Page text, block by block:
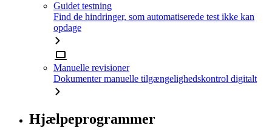
Guidet testning
Find de hindringer, som automatiserede test ikke kan
opdage
Manuelle revisioner
Dokumenter manuelle tilgængelighedskontrol digitalt
Hjælpeprogrammer